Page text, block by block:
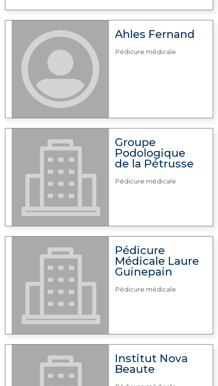
Ahles Fernand
Pédicure médicale
Groupe
Podologique
de la Pétrusse
Pédicure médicale
Pédicure
Médicale Laure
Guinepain
Pédicure médicale
Institut Nova
Beaute